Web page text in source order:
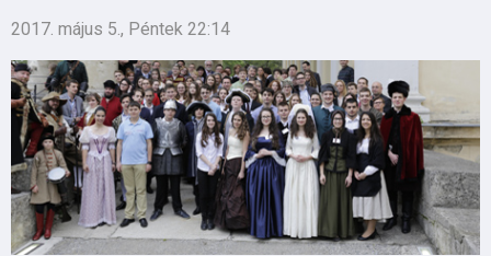
2017. május 5., Péntek 22:14